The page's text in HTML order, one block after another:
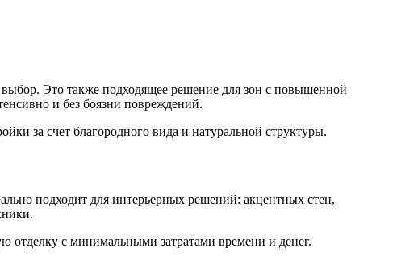
Это также подходящее решение для зон с повышенной
и без боязни повреждений.
за счет благородного вида и натуральной структуры.
подходит для интерьерных решений: акцентных стен,
отделку с минимальными затратами времени и денег.